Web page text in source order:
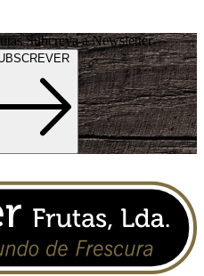
Subcreva a Newsletter